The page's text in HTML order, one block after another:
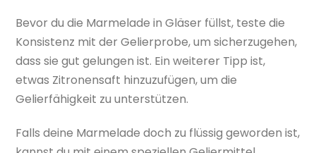
Bevor du die Marmelade in Gläser füllst, teste die
Konsistenz mit der Gelierprobe, um sicherzugehen,
dass sie gut gelungen ist. Ein weiterer Tipp ist,
etwas Zitronensaft hinzuzufügen, um die
Gelierfähigkeit zu unterstützen.
Falls deine Marmelade doch zu flüssig geworden ist,